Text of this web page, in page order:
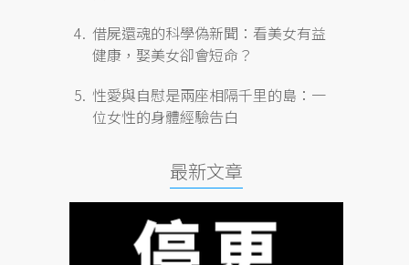
借屍還魂的科學偽新聞：看美女有益
健康，娶美女卻會短命？
性愛與自慰是兩座相隔千里的島：一
位女性的身體經驗告白
最新文章